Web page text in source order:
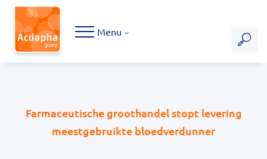
Hoofdmenu
Menu
Farmaceutische groothandel stopt levering
meestgebruikte bloedverdunner